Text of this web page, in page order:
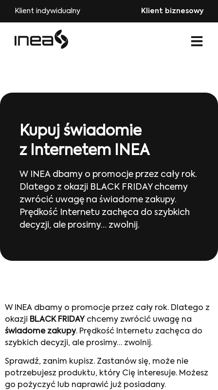
Klient indywidualny Klient biznesowy
Kupuj świadomie
z Internetem INEA
W INEA dbamy o promocje przez cały rok.
Dlatego z okazji BLACK FRIDAY chcemy
zwrócić uwagę na świadome zakupy.
Prędkość Internetu zachęca do szybkich
decyzji, ale prosimy… zwolnij.
W INEA dbamy o promocje przez cały rok. Dlatego z
okazji BLACK FRIDAY chcemy zwrócić uwagę na
świadome zakupy. Prędkość Internetu zachęca do
szybkich decyzji, ale prosimy… zwolnij.
Sprawdź, zanim kupisz. Zastanów się, może nie
potrzebujesz produktu, który Cię interesuje. Możesz
go pożyczyć lub naprawić już posiadany.